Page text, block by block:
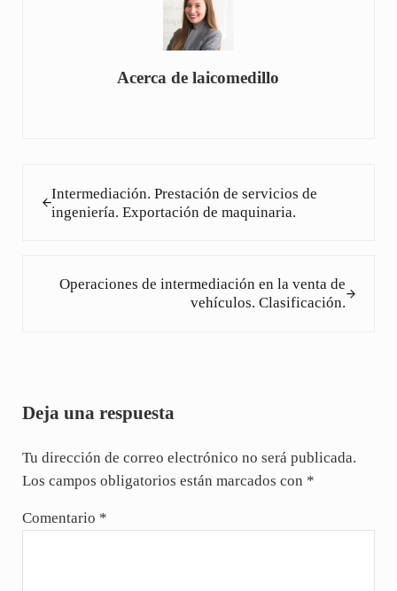
Acerca delaicomedillo
Intermediación. Prestación de servicios de
ingeniería. Exportación de maquinaria.
Operaciones de intermediación en la venta de
vehículos. Clasificación.
Deja una respuesta
Tu dirección de correo electrónico no será publicada.
Los campos obligatorios están marcados con *
Comentario *